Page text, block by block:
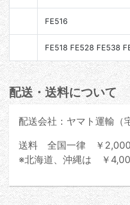
FE516
FE518 FE528 FE538
配送・送料について
配送会社：ヤマト運輸（
送料 全国一律 ￥2,000
※北海道、沖縄は ￥